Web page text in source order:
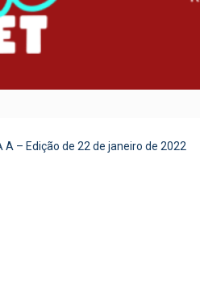
A – Edição de 22 de janeiro de 2022